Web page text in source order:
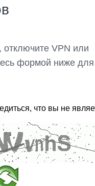
отключите VPN или
формой ниже
что вы не